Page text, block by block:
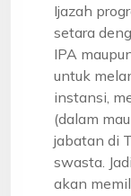
Ijazah
setara
IPA
untuk
instansi,
(dalam
jabatan di
swasta.
akan